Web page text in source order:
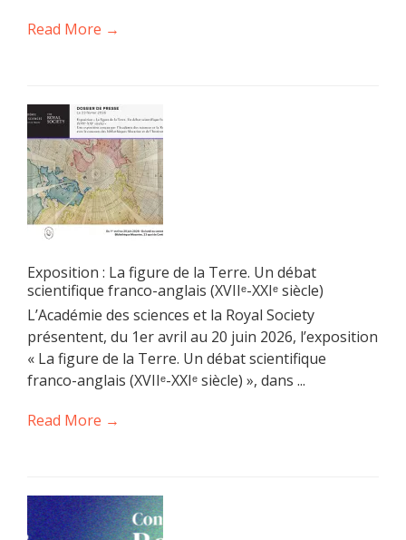
Read More →
Exposition : La figure de la Terre. Un débat
scientifique franco-anglais (XVIIᵉ-XXIᵉ siècle)
L’Académie des sciences et la Royal Society
présentent, du 1er avril au 20 juin 2026, l’exposition
« La figure de la Terre. Un débat scientifique
franco-anglais (XVIIᵉ-XXIᵉ siècle) », dans ...
Read More →